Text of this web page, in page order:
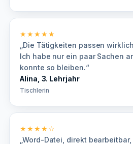
★★★★★
„Die Tätigkeiten passen
Ich habe nur ein paar Sachen
konnte so bleiben.“
Alina, 3. Lehrjahr
Tischlerin
★★★★☆
„Word-Datei, direkt